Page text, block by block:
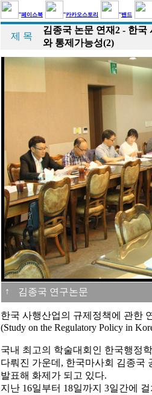
페이스북 카카오스토리 밴드
제 목
김종국 논문 연재2 - 한
와 통제가능성(2)
↑ 김종국 연구논문
한국 사행산업의 규제정책에 관한
(Study on the Regulatory Policy in
국내 최고의 학술대회인 한국행정
다뤄진 가운데, 한국마사회 김종국
발표해 화제가 되고 있다.
지난 16일부터 18일까지 3일간에